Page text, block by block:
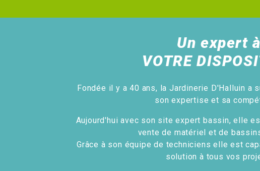
Un expert à
VOTRE
Fondée il y a 40 ans, la Jardinerie D'Halluin
son expertise et sa
Aujourd'hui avec son site expert bassin, elle
vente de matériel et de
Grâce à son équipe de techniciens elle est
solution à tous vos